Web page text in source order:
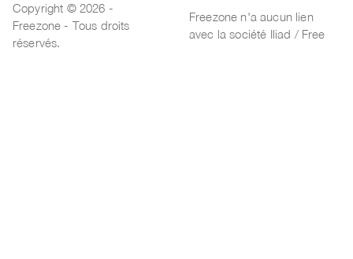
Copyright © 2026 -
Freezone - Tous droits
réservés.
Freezone n'a aucun lien
avec la société Iliad / Free